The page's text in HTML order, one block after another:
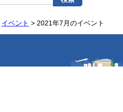
イベント > 2021年7月のイベント